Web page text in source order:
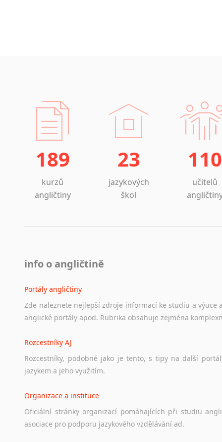
189
kurzů
angličtiny
23
jazykových
škol
110
učitelů
info o angličtině
Portály angličtiny
Zde naleznete nejlepší zdroje informací ke studiu a výuce
anglické portály apod. Rubrika obsahuje zejména
Rozcestníky AJ
Rozcestníky, podobné jako je tento, s tipy na další
jazykem a jeho využitím.
Organizace a instituce
Oficiální stránky organizací pomáhajících při studiu
asociace pro podporu jazykového vzdělávání ad.